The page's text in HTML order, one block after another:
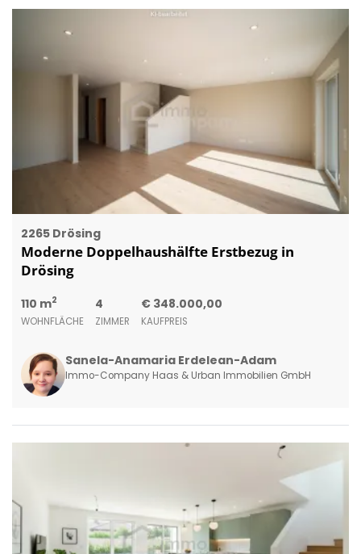
2265 Drösing
Moderne Doppelhaushälfte Erstbezug in
Drösing
110 m2
WOHNFLÄCHE
4
ZIMMER
€ 348.000,00
KAUFPREIS
Sanela-Anamaria Erdelean-Adam
Immo-Company Haas & Urban Immobilien GmbH